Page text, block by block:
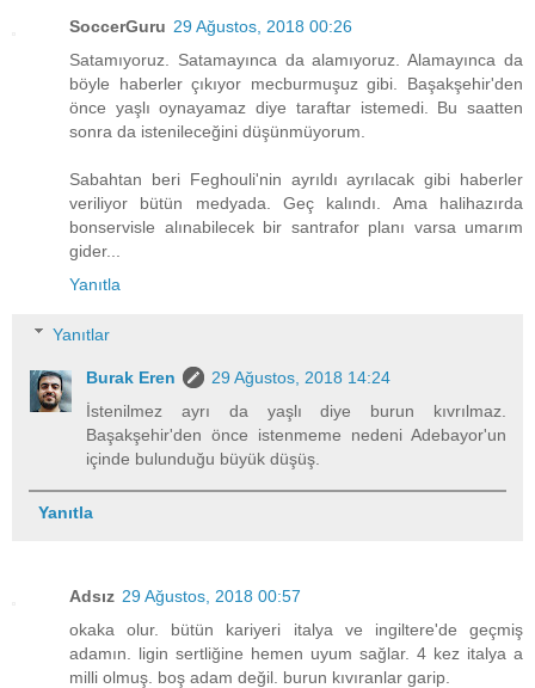
SoccerGuru 29 Ağustos, 2018 00:26
Satamıyoruz. Satamayınca da alamıyoruz. Alamayınca da
böyle haberler çıkıyor mecburmuşuz gibi. Başakşehir'den
önce yaşlı oynayamaz diye taraftar istemedi. Bu saatten
sonra da istenileceğini düşünmüyorum.
Sabahtan beri Feghouli'nin ayrıldı ayrılacak gibi haberler
veriliyor bütün medyada. Geç kalındı. Ama halihazırda
bonservisle alınabilecek bir santrafor planı varsa umarım
gider...
Yanıtla
Yanıtlar
Burak Eren
29 Ağustos, 2018 14:24
İstenilmez ayrı da yaşlı diye burun kıvrılmaz.
Başakşehir'den önce istenmeme nedeni Adebayor'un
içinde bulunduğu büyük düşüş.
Yanıtla
Adsız 29 Ağustos, 2018 00:57
okaka olur. bütün kariyeri italya ve ingiltere'de geçmiş
adamın. ligin sertliğine hemen uyum sağlar. 4 kez italya a
milli olmuş. boş adam değil. burun kıvıranlar garip.